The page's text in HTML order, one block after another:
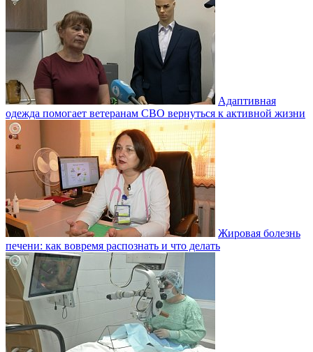
Адаптивная
одежда помогает ветеранам СВО вернуться к активной жизни
Жировая болезнь
печени: как вовремя распознать и что делать